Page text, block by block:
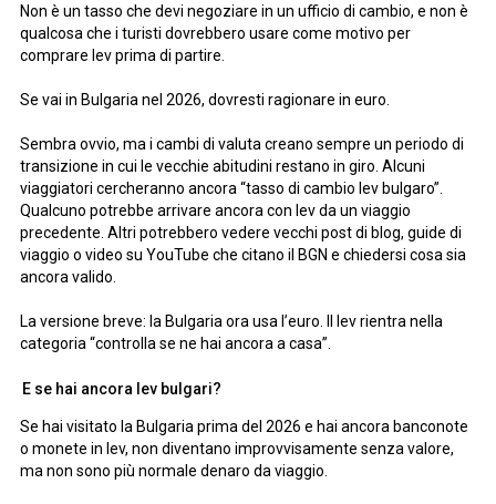
Non è un tasso che devi negoziare in un ufficio di cambio, e non è
qualcosa che i turisti dovrebbero usare come motivo per
comprare lev prima di partire.
Se vai in Bulgaria nel 2026, dovresti ragionare in euro.
Sembra ovvio, ma i cambi di valuta creano sempre un periodo di
transizione in cui le vecchie abitudini restano in giro. Alcuni
viaggiatori cercheranno ancora “tasso di cambio lev bulgaro”.
Qualcuno potrebbe arrivare ancora con lev da un viaggio
precedente. Altri potrebbero vedere vecchi post di blog, guide di
viaggio o video su YouTube che citano il BGN e chiedersi cosa sia
ancora valido.
La versione breve: la Bulgaria ora usa l’euro. Il lev rientra nella
categoria “controlla se ne hai ancora a casa”.
E se hai ancora lev bulgari?
Se hai visitato la Bulgaria prima del 2026 e hai ancora banconote
o monete in lev, non diventano improvvisamente senza valore,
ma non sono più normale denaro da viaggio.